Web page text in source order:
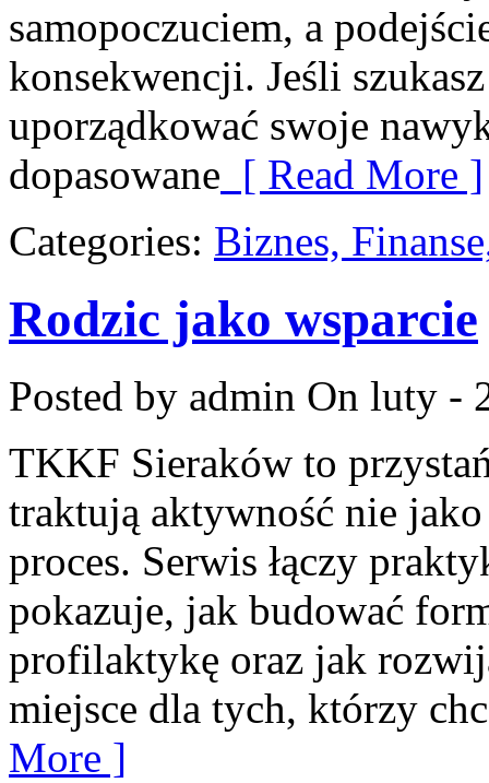
samopoczuciem, a
konsekwencji. Jeśli
uporządkować swoje
dopasowane [ Read More ]
Categories: Biznes,
Rodzic jako wsparcie
Posted by admin On luty -
TKKF Sieraków to
traktują aktywność nie
proces. Serwis łączy
pokazuje, jak budować
profilaktykę oraz jak
miejsce dla tych, którzy
More ]